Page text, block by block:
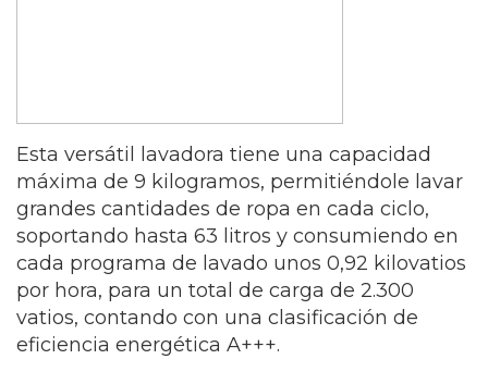
Esta versátil lavadora tiene una capacidad
máxima de 9 kilogramos, permitiéndole lavar
grandes cantidades de ropa en cada ciclo,
soportando hasta 63 litros y consumiendo en
cada programa de lavado unos 0,92 kilovatios
por hora, para un total de carga de 2.300
vatios, contando con una clasificación de
eficiencia energética A+++.